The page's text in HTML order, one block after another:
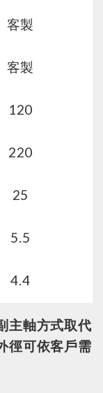
客製
客製
120
220
25
5.5
4.4
主軸方式取代
徑可依客戶需